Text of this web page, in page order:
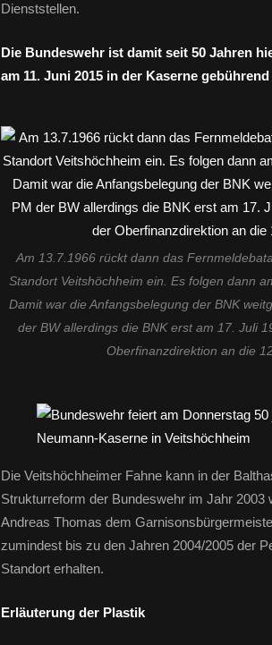
Dienststellen.
Die Bundeswehr ist damit seit 50 Jahren
am 11. Juni 2015 in der Kaserne
Am 13.7.1966 rückt dann das
Standort Veitshöchheim ein. Es folgen dann
Damit war die Anfangsbelegung der BNK
der BW allerdings die BNK erst am 17. Juli
Oberfinanzdirektion an die
Die Veitshöchheimer Fahne kann in der
Strukturreform der Bundeswehr im Jahr
Andreas Thomas dem
zumindest bis zu den Jahren 2004/2005 der
Standort erhalten.
Erläuterung der Plastik